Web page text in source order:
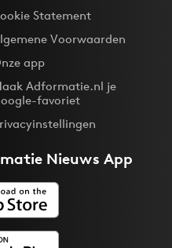
Statement
Voorwaarden
app
Adformatie.nl je
favoriet
Nieuws App